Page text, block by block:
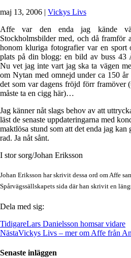
maj 13, 2006 | Vickys Livs
Affe var den enda jag kände
Stockholmsbilder med, och då framför
honom kluriga fotografier var en sport
plats på din blogg: en bild av buss 43
Nu vet jag inte vart jag ska ta vägen
om Nytan med omnejd under ca 150
det som var dagens fröjd förr framöver
måste ta en cigg här)…
Jag känner nåt slags behov av att
läst de senaste uppdateringarna med
maktlösa stund som att det enda jag kan
rad. Ja nåt sånt.
I stor sorg/Johan Eriksson
Johan Eriksson har skrivit dessa ord om Affe
Spårvägssällskapets sida där han skrivit en
Dela med sig:
TidigareLars Danielsson homsar vidare
NästaVickys Livs – mer om Affe från
Senaste inläggen